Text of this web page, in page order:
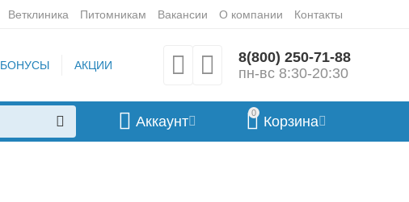
Ветклиника Питомникам Вакансии О компании Контакты
БОНУСЫ АКЦИИ
8(800) 250-71-88
пн-вс 8:30-20:30
0
Корзина
Аккаунт